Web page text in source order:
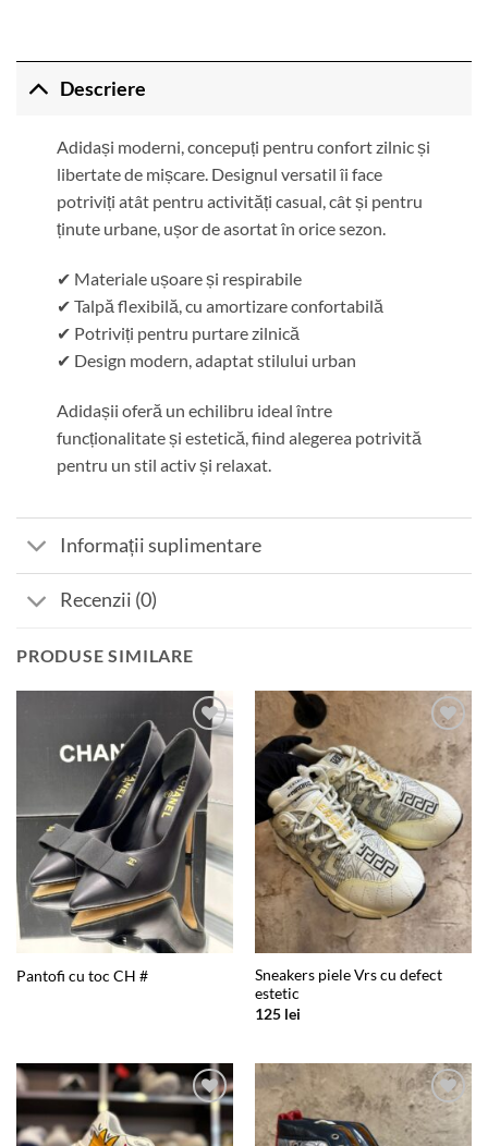
Descriere
Adidași moderni, concepuți pentru confort zilnic și
libertate de mișcare. Designul versatil îi face
potriviți atât pentru activități casual, cât și pentru
ținute urbane, ușor de asortat în orice sezon.
✔ Materiale ușoare și respirabile
✔ Talpă flexibilă, cu amortizare confortabilă
✔ Potriviți pentru purtare zilnică
✔ Design modern, adaptat stilului urban
Adidașii oferă un echilibru ideal între
funcționalitate și estetică, fiind alegerea potrivită
pentru un stil activ și relaxat.
Informații suplimentare
Recenzii (0)
PRODUSE SIMILARE
Add to
wishlist
Pantofi cu toc CH #
Add to
wishlist
Sneakers piele Vrs cu defect
estetic
125 lei
Add to
wishlist
Add to
wishlist